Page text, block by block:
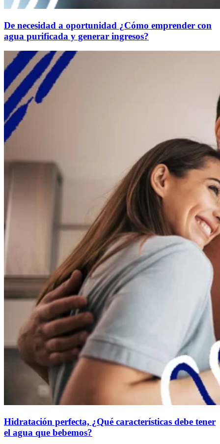
De necesidad a oportunidad ¿Cómo emprender con
agua purificada y generar ingresos?
Hidratación perfecta, ¿Qué características debe tener
el agua que bebemos?